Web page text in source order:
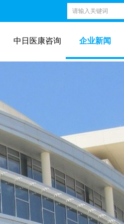
中日医康咨询 企业新闻